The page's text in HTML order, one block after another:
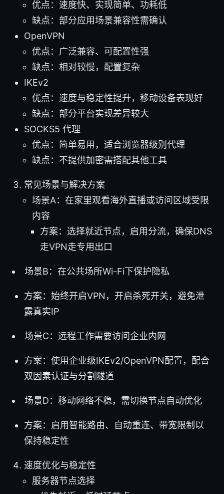
优点：速度快、实现简单、功耗低
缺点：部分应用场景兼容性需确认
OpenVPN
优点：广泛兼容、可配置性强
缺点：相对较慢，配置复杂
IKEv2
优点：速度与稳定性提升，移动设备表现好
缺点：部分平台实现差异较大
SOCKS5 代理
优点：简单易用，适合浏览器级别代理
缺点：不提供加密需搭配其他工具
常见场景与解决方案
场景A：在家里观看海外直播或访问区域受限
内容
方案：选择就近节点，启用分流，确保DNS
走VPN走专用出口
场景B：在公共场所Wi-Fi下保护隐私
方案：始终开启VPN，开启杀死开关，避免泄
露真实IP
场景C：远程工作需要访问企业内网
方案：使用企业级IKEv2/OpenVPN配置，配合
双因素认证与分割隧道
场景D：移动网络不稳，需切换节点自动优化
方案：启用智能路由、自动重连、带宽限制以
保持稳定性
速度优化与稳定性
服务器节点选择